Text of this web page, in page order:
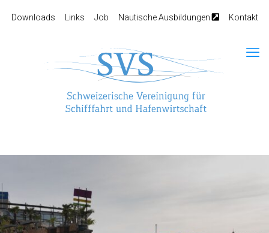
Downloads Links Job Nautische Ausbildungen Kontakt